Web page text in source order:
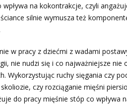
na kokontrakcje, czyli
silnie wymusza też
w pracy z dziećmi z wadami
nie nudzi się i co najważniejsze nie
Wykorzystując ruchy sięgania czy
czy rozciąganie mięśni
do pracy mięśnie stóp co wpływa